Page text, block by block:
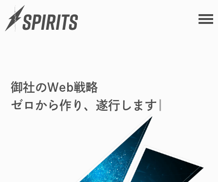
御社のWeb戦略
ゼロから作り、遂行します